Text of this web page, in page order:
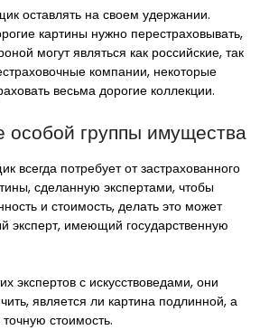
оставлять на своем удержании.
картины нужно перестраховывать,
могут являться как российские, так
компании, некоторые
весьма дорогие коллекции.
особой группы имущества
всегда потребует от застрахованного
сделанную экспертами, чтобы
и стоимость, делать это может
эксперт, имеющий государственную
экспертов с искусствоведами, они
является ли картина подлинной, а
стоимость.